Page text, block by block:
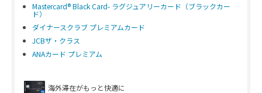
Mastercard® Black Card- ラグジュアリーカード（ブラックカー
ド）
ダイナースクラブ プレミアムカード
JCBザ・クラス
ANAカード プレミアム
海外滞在がもっと快適に